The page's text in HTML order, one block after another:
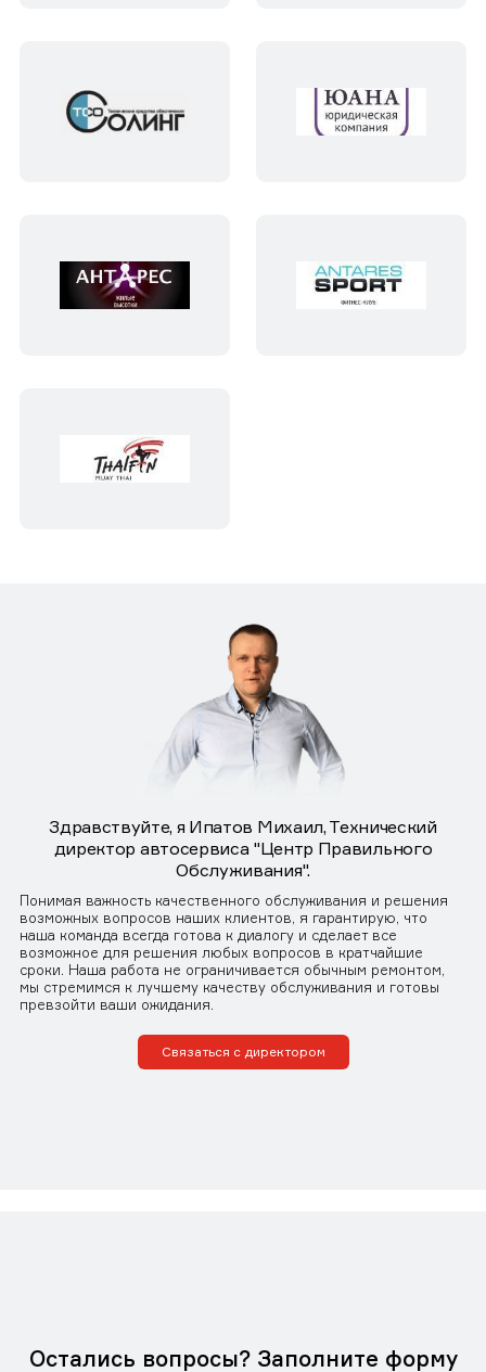
Здравствуйте, я Ипатов Михаил, Технический
директор автосервиса "Центр Правильного
Обслуживания".
Понимая важность качественного обслуживания и решения
возможных вопросов наших клиентов, я гарантирую, что
наша команда всегда готова к диалогу и сделает все
возможное для решения любых вопросов в кратчайшие
сроки. Наша работа не ограничивается обычным ремонтом,
мы стремимся к лучшему качеству обслуживания и готовы
превзойти ваши ожидания.
Связаться с директором
Остались вопросы? Заполните форму